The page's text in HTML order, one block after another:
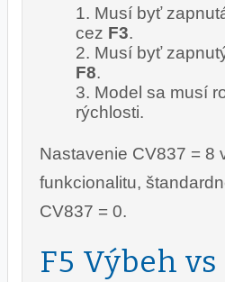
Musí byť
cez F3.
Musí byť
F8.
Model sa musí
rýchlosti.
Nastavenie CV837 = 8
funkcionalitu,
CV837 = 0.
F5 Výbeh vs